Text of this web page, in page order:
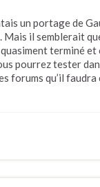
un portage de
il semblerait
terminé
pourrez tester
forums qu’il